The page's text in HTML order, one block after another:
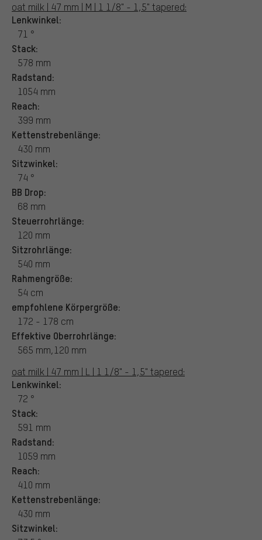
oat milk | 47 mm | M | 1 1/8" - 1,5" tapered:
Lenkwinkel:
71 °
Stack:
578 mm
Radstand:
1054 mm
Reach:
399 mm
Kettenstrebenlänge:
430 mm
Sitzwinkel:
74 °
BB Drop:
68 mm
Steuerrohrlänge:
120 mm
Sitzrohrlänge:
540 mm
Rahmengröße:
54 cm
empfohlene Körpergröße:
172 - 178 cm
Effektive Oberrohrlänge:
565 mm,120 mm
oat milk | 47 mm | L | 1 1/8" - 1,5" tapered:
Lenkwinkel:
72 °
Stack:
591 mm
Radstand:
1059 mm
Reach:
410 mm
Kettenstrebenlänge:
430 mm
Sitzwinkel: